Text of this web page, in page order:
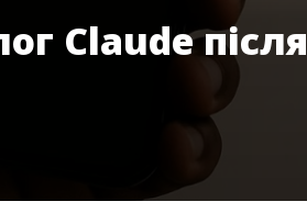
Claude після